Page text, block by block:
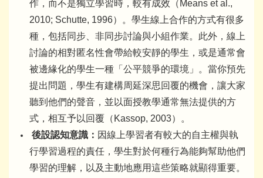
作，而不是獨立學習時，較有成效（Means et al.,
2010; Schutte, 1996）。學生線上合作的方式有很多
種，包括同步、非同步討論與小組作業。此外，線上
討論的相對匿名性會帶給較安靜的學生，或是通常會
被邊緣化的學生一種「公平競爭的環境」。當你預先
提出問題，學生有建構周延深思回覆的機會，讓大家
聽到他們的聲音，並以面授教學通常無法提供的方
式，相互予以回覆（Kassop, 2003）。
後設認知意識： 因線上學習者有較大的自主權與執
行學習過程的責任，學生對於何種行為能夠幫助他們
學習的理解，以及主動地應用這些策略就顯得重要。